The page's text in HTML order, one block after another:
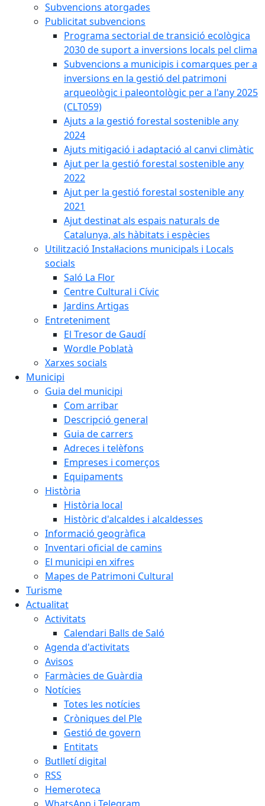
Subvencions atorgades
Publicitat subvencions
Programa sectorial de transició ecològica
2030 de suport a inversions locals pel clima
Subvencions a municipis i comarques per a
inversions en la gestió del patrimoni
arqueològic i paleontològic per a l'any 2025
(CLT059)
Ajuts a la gestió forestal sostenible any
2024
Ajuts mitigació i adaptació al canvi climàtic
Ajut per la gestió forestal sostenible any
2022
Ajut per la gestió forestal sostenible any
2021
Ajut destinat als espais naturals de
Catalunya, als hàbitats i espècies
Utilització Instal·lacions municipals i Locals
socials
Saló La Flor
Centre Cultural i Cívic
Jardins Artigas
Entreteniment
El Tresor de Gaudí
Wordle Poblatà
Xarxes socials
Municipi
Guia del municipi
Com arribar
Descripció general
Guia de carrers
Adreces i telèfons
Empreses i comerços
Equipaments
Història
Història local
Històric d'alcaldes i alcaldesses
Informació geogràfica
Inventari oficial de camins
El municipi en xifres
Mapes de Patrimoni Cultural
Turisme
Actualitat
Activitats
Calendari Balls de Saló
Agenda d'activitats
Avisos
Farmàcies de Guàrdia
Notícies
Totes les notícies
Cròniques del Ple
Gestió de govern
Entitats
Butlletí digital
RSS
Hemeroteca